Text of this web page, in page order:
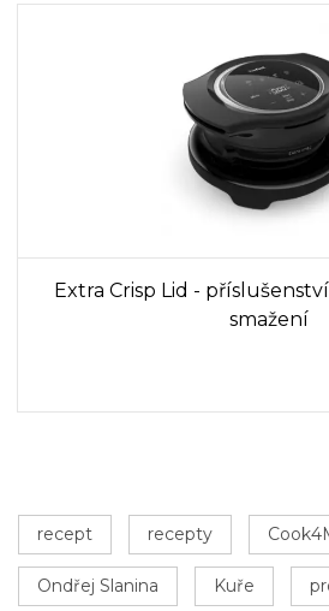
Extra Crisp Lid -
smažení
recept recepty
Ondřej Slanina Kuře